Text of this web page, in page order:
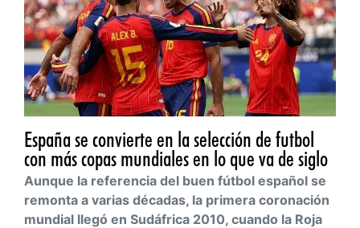
España se convierte en la selección de futbol
con más copas mundiales en lo que va de siglo
Aunque la referencia del buen fútbol español se
remonta a varias décadas, la primera coronación
mundial llegó en Sudáfrica 2010, cuando la Roja